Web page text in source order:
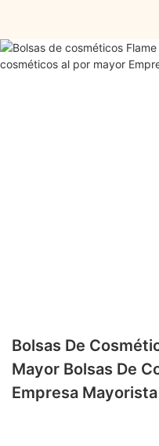
Bolsas De
Mayor Bolsas De
Empresa Mayorista